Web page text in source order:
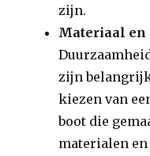
zijn.
Materiaal en
zijn
kiezen van
boot die
materialen